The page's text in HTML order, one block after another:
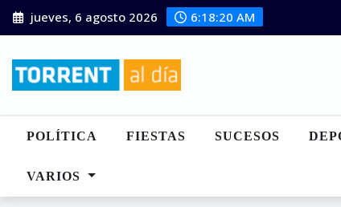
Saltar
al
jueves, 6 agosto 2026 6:18:22 AM
POLÍTICA FIESTAS SUCESOS
VARIOS